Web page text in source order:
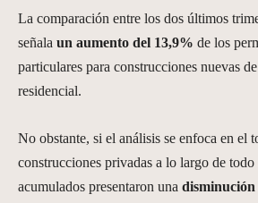
La comparación entre los dos últimos
señala un aumento del 13,9% de los
particulares para construcciones nuevas
residencial.
No obstante, si el análisis se enfoca en el
construcciones privadas a lo largo de todo
acumulados presentaron una